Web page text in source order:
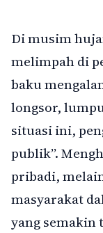
Di musim
melimpah di
baku
longsor,
situasi ini,
publik”.
pribadi,
masyarakat
yang semakin